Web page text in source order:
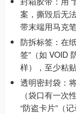
案，撕毁后无
带末端用马克
防拆标签：在
签”（如 VOID
样），至少粘
透明密封袋：
（袋口有一次
“防盗卡片”（